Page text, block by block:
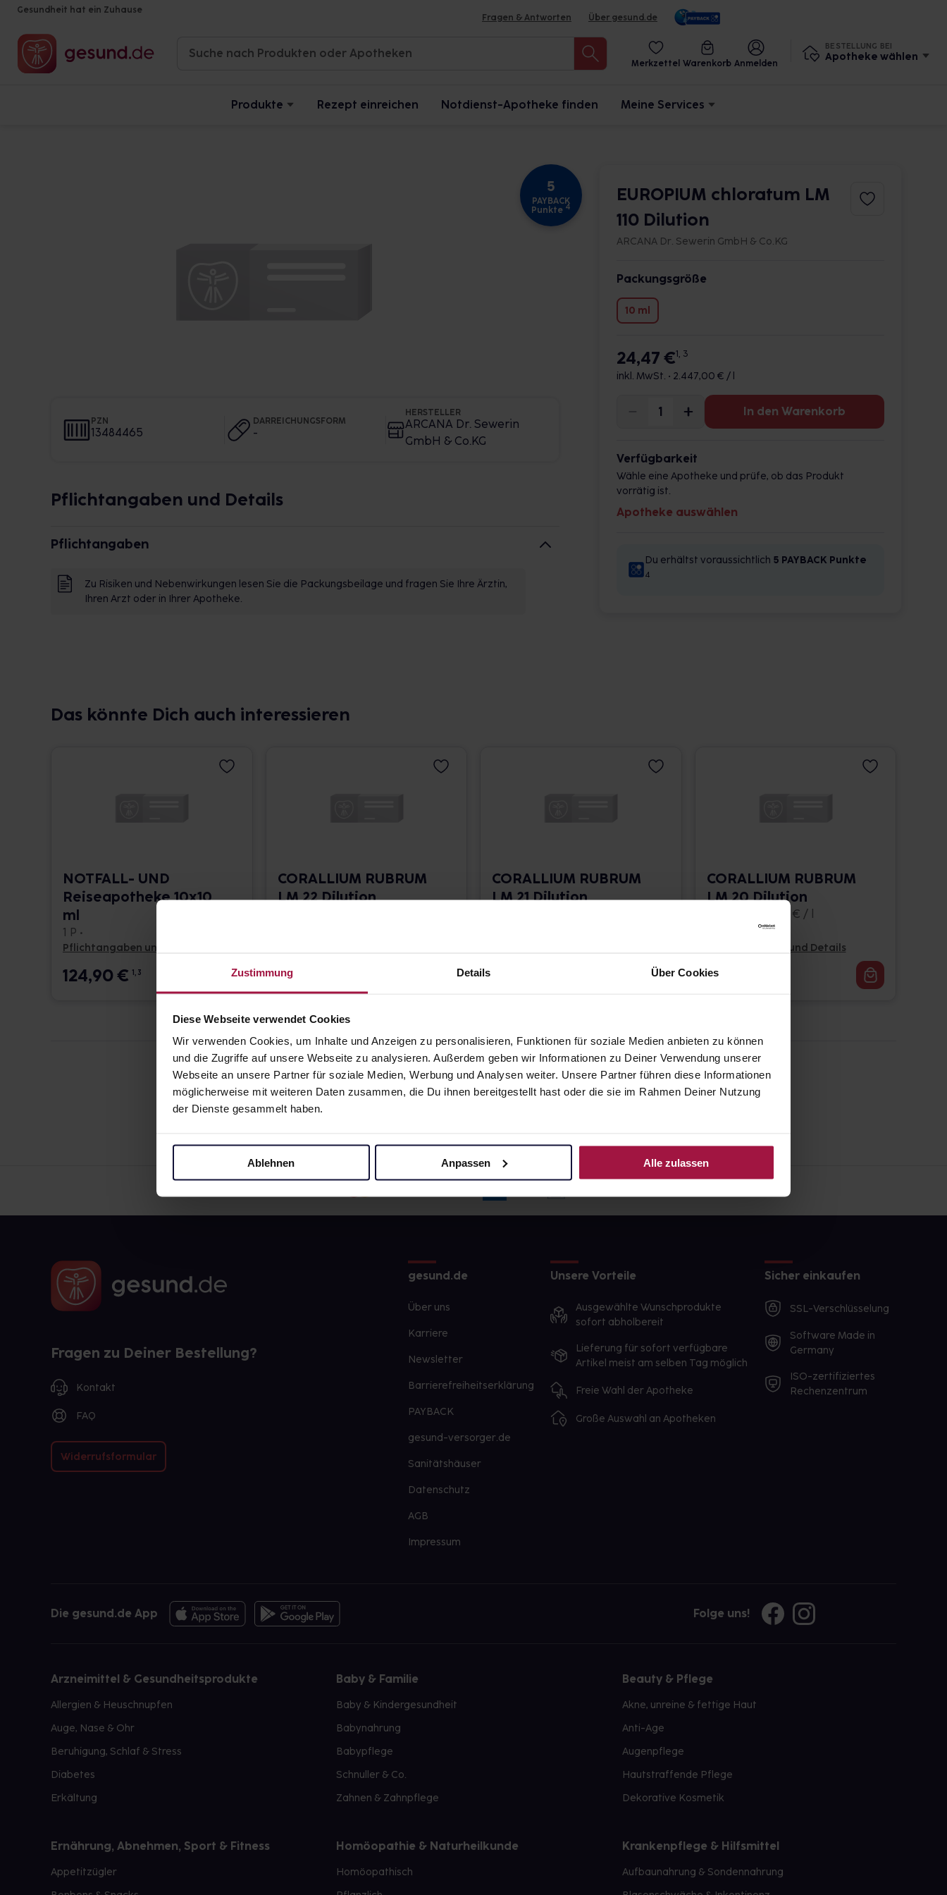
Zustimmung Details Über Cookies
Diese Webseite verwendet Cookies
Wir verwenden Cookies, um Inhalte und Anzeigen zu personalisieren, Funktionen für soziale Medien anbieten zu können
und die Zugriffe auf unsere Webseite zu analysieren. Außerdem geben wir Informationen zu Deiner Verwendung unserer
Webseite an unsere Partner für soziale Medien, Werbung und Analysen weiter. Unsere Partner führen diese Informationen
möglicherweise mit weiteren Daten zusammen, die Du ihnen bereitgestellt hast oder die sie im Rahmen Deiner Nutzung
der Dienste gesammelt haben.
Ablehnen Anpassen Alle zulassen
Gesundheit hat ein Zuhause
Fragen & Antworten Über gesund.de
Merkzettel Warenkorb Anmelden
BESTELLUNG BEI
Apotheke wählen
Produkte Rezept einreichen Notdienst-Apotheke finden Meine Services
5
PAYBACK
Punkte 4
PZN
13484465
DARREICHUNGSFORM
-
HERSTELLER
ARCANA Dr. Sewerin
GmbH & Co.KG
Pflichtangaben und Details
Pflichtangaben
Zu Risiken und Nebenwirkungen lesen Sie die Packungsbeilage und fragen Sie Ihre Ärztin,
Ihren Arzt oder in Ihrer Apotheke.
EUROPIUM chloratum LM
110 Dilution
ARCANA Dr. Sewerin GmbH & Co.KG
Packungsgröße
10 ml
24,47 €1, 3
inkl. MwSt. • 2.447,00 € / l
In den Warenkorb
Verfügbarkeit
Wähle eine Apotheke und prüfe, ob das Produkt
vorrätig ist.
Apotheke auswählen
Du erhältst voraussichtlich 5 PAYBACK Punkte
4
Das könnte Dich auch interessieren
NOTFALL- UND
Reiseapotheke 10x10
ml
1 P •
Pflichtangaben und Details
124,90€ 1, 3
CORALLIUM RUBRUM
LM 22 Dilution
17,66
CORALLIUM RUBRUM
LM 21 Dilution
CORALLIUM RUBRUM
LM 20 Dilution
10 ml • 1.662,00 € / l
Pflichtangaben und Details
16,62
Fragen zu Deiner Bestellung?
Kontakt
FAQ
Widerrufsformular
gesund.de
Über uns
Karriere
Newsletter
Barrierefreiheitserklärung
PAYBACK
gesund-versorger.de
Sanitätshäuser
Datenschutz
AGB
Impressum
Unsere Vorteile
Ausgewählte Wunschprodukte
sofort abholbereit
Lieferung für sofort verfügbare
Artikel meist am selben Tag möglich
Freie Wahl der Apotheke
Große Auswahl an Apotheken
Sicher einkaufen
SSL-Verschlüsselung
Software Made in
Germany
ISO-zertifiziertes
Rechenzentrum
Die gesund.de App Folge uns!
Arzneimittel & Gesundheitsprodukte
Allergien & Heuschnupfen
Auge, Nase & Ohr
Beruhigung, Schlaf & Stress
Diabetes
Erkältung
Baby & Familie
Baby & Kindergesundheit
Babynahrung
Babypflege
Schnuller & Co.
Zahnen & Zahnpflege
Beauty & Pflege
Akne, unreine & fettige Haut
Anti-Age
Augenpflege
Hautstraffende Pflege
Dekorative Kosmetik
Ernährung, Abnehmen, Sport & Fitness
Appetitzügler
Homöopathie & Naturheilkunde
Homöopathisch
Krankenpflege & Hilfsmittel
Aufbaunahrung & Sondennahrung